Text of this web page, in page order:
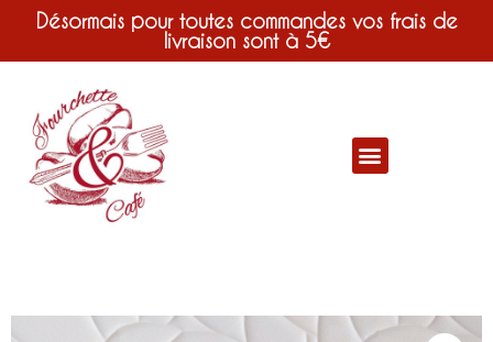
Désormais pour toutes commandes vos frais de
livraison sont à 5€